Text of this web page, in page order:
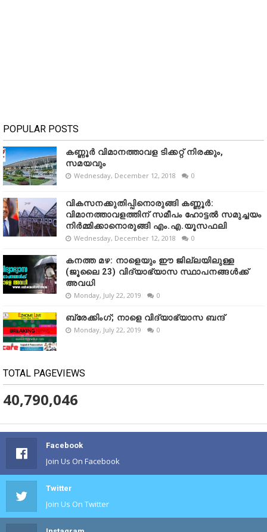
POPULAR POSTS
കണ്ണൂർ വിമാനത്താവള ടിക്കറ്റ് നിരക്കും,
സമയവും
Wednesday, December 12, 2018 0
വികസനക്കുതിപ്പിനൊരുങ്ങി കണ്ണൂർ:
വിമാനത്താവളത്തിന് സമീപം ഹോട്ടൽ സമുച്ചയം
നിർമ്മിക്കാനൊരുങ്ങി എം.എ.യൂസഫലി
Wednesday, December 12, 2018 0
കനത്ത മഴ: നാളെയും ഈ ജില്ലയിലുള്ള
(ജൂലൈ 23) വിദ്യാഭ്യാസ സ്ഥാപനങ്ങൾക്ക്
അവധി
Monday, July 22, 2019 0
ബ്രേക്കിംഗ്; നാളെ വിദ്യാഭ്യാസ ബന്ദ്
Monday, July 22, 2019 0
TOTAL PAGEVIEWS
40,790,046
Facebook
Join Us On Facebook
Twitter
Join Us On Twitter